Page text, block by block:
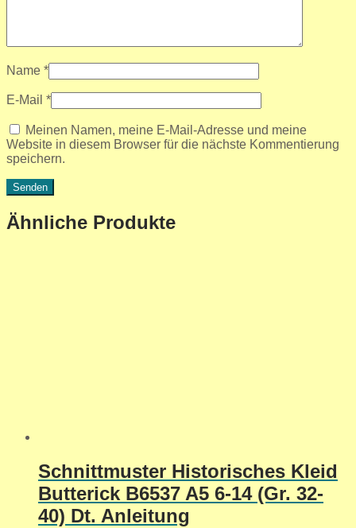
Name *
E-Mail *
Meinen Namen, meine E-Mail-Adresse und meine
Website in diesem Browser für die nächste Kommentierung
speichern.
Ähnliche Produkte
Schnittmuster Historisches Kleid
Butterick B6537 A5 6-14 (Gr. 32-
40) Dt. Anleitung